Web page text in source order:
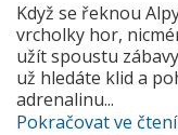
Když se řeknou
vrcholky hor,
užít spoustu
už hledáte klid a
adrenalinu...
Pokračovat ve čtení